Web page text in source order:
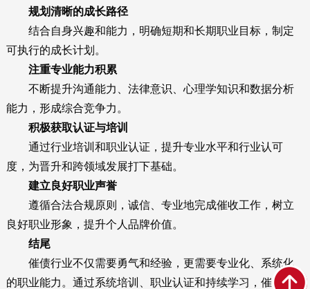
规划清晰的成长路径
结合自身兴趣和能力，明确短期和长期职业目标，制定
可执行的成长计划。
注重专业能力积累
不断提升沟通能力、法律意识、心理学知识和数据分析
能力，形成综合竞争力。
积极获取认证与培训
通过行业培训和职业认证，提升专业水平和行业认可
度，为晋升和跨领域发展打下基础。
建立良好职业声誉
遵循合法合规原则，诚信、专业地完成催收工作，树立
良好职业形象，提升个人品牌价值。
结尾
催债行业不仅需要勇气和经验，更需要专业化、系统化
的职业能力。通过系统培训、职业认证和持续学习，催债人